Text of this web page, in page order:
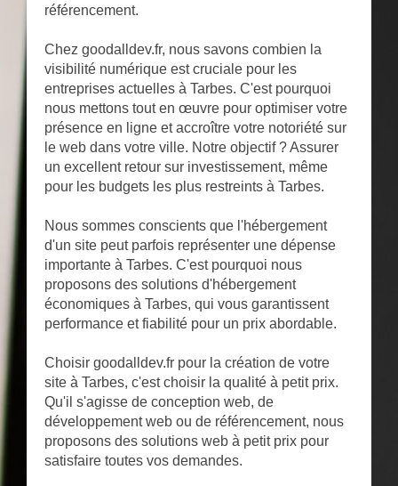
référencement.
Chez goodalldev.fr, nous savons combien la
visibilité numérique est cruciale pour les
entreprises actuelles à Tarbes. C'est pourquoi
nous mettons tout en œuvre pour optimiser votre
présence en ligne et accroître votre notoriété sur
le web dans votre ville. Notre objectif ? Assurer
un excellent retour sur investissement, même
pour les budgets les plus restreints à Tarbes.
Nous sommes conscients que l'hébergement
d'un site peut parfois représenter une dépense
importante à Tarbes. C'est pourquoi nous
proposons des solutions d'hébergement
économiques à Tarbes, qui vous garantissent
performance et fiabilité pour un prix abordable.
Choisir goodalldev.fr pour la création de votre
site à Tarbes, c'est choisir la qualité à petit prix.
Qu'il s'agisse de conception web, de
développement web ou de référencement, nous
proposons des solutions web à petit prix pour
satisfaire toutes vos demandes.